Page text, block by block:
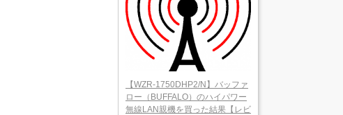
【WZR-1750DHP2/N】バッファ
ロー（BUFFALO）のハイパワー
無線LAN親機を買った結果【レビ